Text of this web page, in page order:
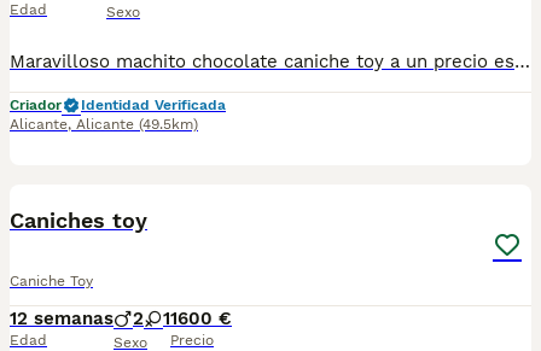
Edad Sexo
Maravilloso machito chocolate caniche toy a un precio espectacular. Nacido y criado en familia con todos los cuidados y atenciones necesarias para que se desarrolle sano y feliz. Llamame o escribeme al numero 653037806 y te explico los detalles. No pierdas la oportunidad.
Criador
Identidad Verificada
Alicante, Alicante (49.5km)
Caniches toy
Caniche Toy
12 semanas
Edad
2 1
Sexo
1600 €
Precio